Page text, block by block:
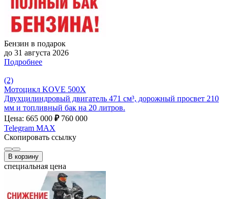
Бензин в подарок
до 31 августа 2026
Подробнее
(2)
Мотоцикл KOVE 500X
Двухцилиндровый двигатель 471 см³, дорожный просвет 210
мм и топливный бак на 20 литров.
Цена: 665 000 ₽ 760 000
Telegram MAX
Скопировать ссылку
В корзину
специальная цена